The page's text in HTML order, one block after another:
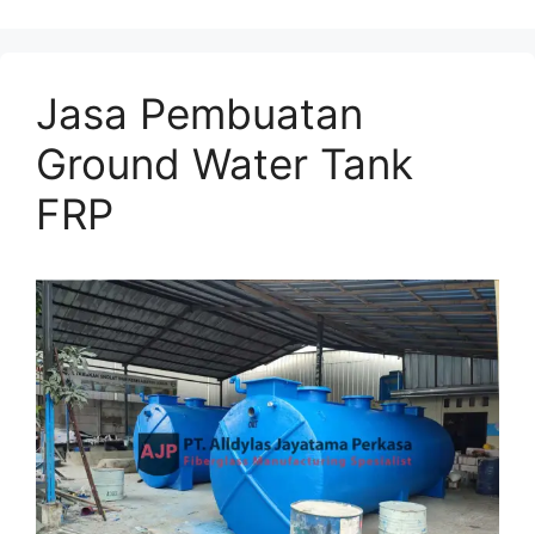
Jasa Pembuatan
Ground Water Tank
FRP